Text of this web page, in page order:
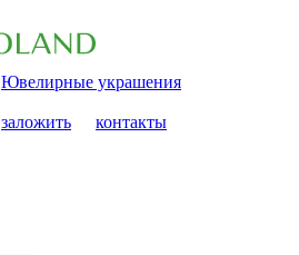
Ювелирные украшения
заложить контакты